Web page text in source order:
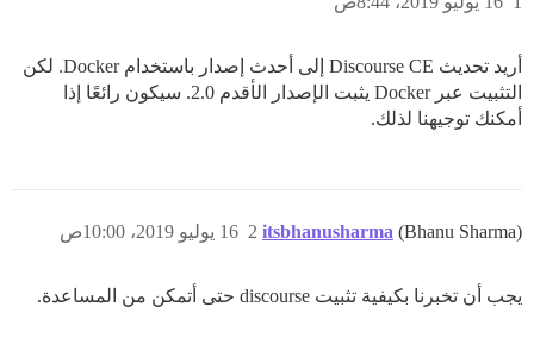
أريد تحديث Discourse CE إلى أحدث إصدار باستخدام Docker. لكن
التثبيت عبر Docker يثبت الإصدار الأقدم 2.0. سيكون رائعًا إذا
أمكنك توجيهنا لذلك.
itsbhanusharma (Bhanu Sharma) 16 يوليو 2019، 10:00ص 2
يجب أن تخبرنا بكيفية تثبيت discourse حتى أتمكن من المساعدة.